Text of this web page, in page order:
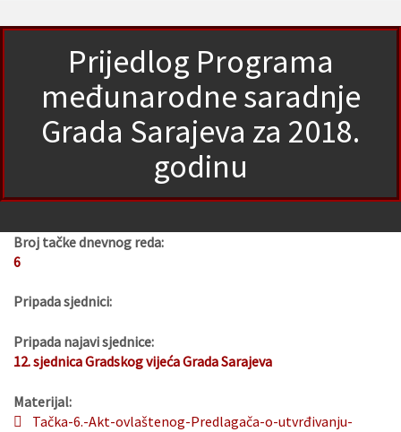
Prijedlog Programa
međunarodne saradnje
Grada Sarajeva za 2018.
godinu
Broj tačke dnevnog reda:
6
Pripada sjednici:
Pripada najavi sjednice:
12. sjednica Gradskog vijeća Grada Sarajeva
Materijal:
Tačka-6.-Akt-ovlaštenog-Predlagača-o-utvrđivanju-